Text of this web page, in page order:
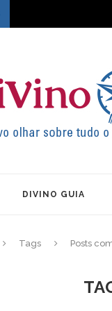
DIVINO GUIA
Tags Posts